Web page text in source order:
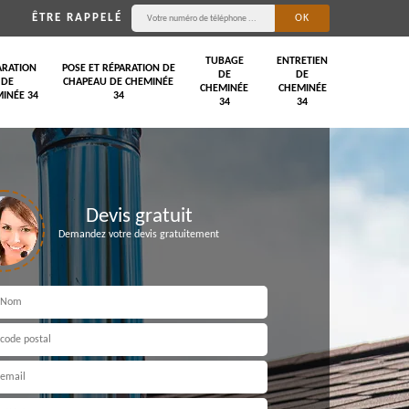
ÊTRE RAPPELÉ
DE
34
POSE ET RÉPARATION DE
CHAPEAU DE CHEMINÉE
34
TUBAGE
DE
CHEMINÉE
34
ENTRETIEN
DE
CHEMINÉE
34
Devis gratuit
Demandez votre devis gratuitement